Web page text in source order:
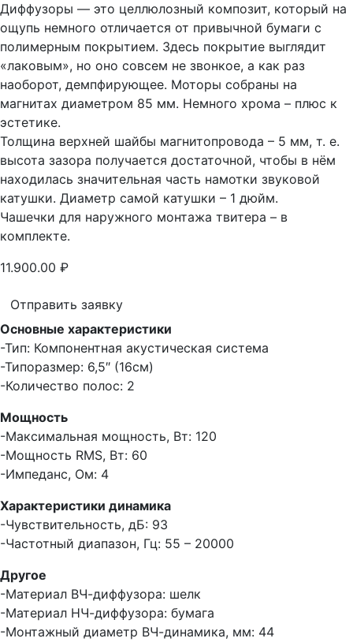
Диффузоры — это целлюлозный композит, который на
ощупь немного отличается от привычной бумаги с
полимерным покрытием. Здесь покрытие выглядит
«лаковым», но оно совсем не звонкое, а как раз
наоборот, демпфирующее. Моторы собраны на
магнитах диаметром 85 мм. Немного хрома – плюс к
эстетике.
Толщина верхней шайбы магнитопровода – 5 мм, т. е.
высота зазора получается достаточной, чтобы в нём
находилась значительная часть намотки звуковой
катушки. Диаметр самой катушки – 1 дюйм.
Чашечки для наружного монтажа твитера – в
комплекте.
11.900.00 ₽
Отправить заявку
Основные характеристики
-Тип: Компонентная акустическая система
-Типоразмер: 6,5″ (16см)
-Количество полос: 2
Мощность
-Максимальная мощность, Вт: 120
-Мощность RMS, Вт: 60
-Импеданс, Ом: 4
Характеристики динамика
-Чувствительность, дБ: 93
-Частотный диапазон, Гц: 55 – 20000
Другое
-Материал ВЧ-диффузора: шелк
-Материал НЧ-диффузора: бумага
-Монтажный диаметр ВЧ-динамика, мм: 44